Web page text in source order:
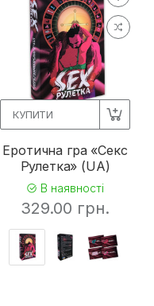
КУПИТИ
Еротична гра «Секс
Рулетка» (UA)
В наявності
329.00 грн.